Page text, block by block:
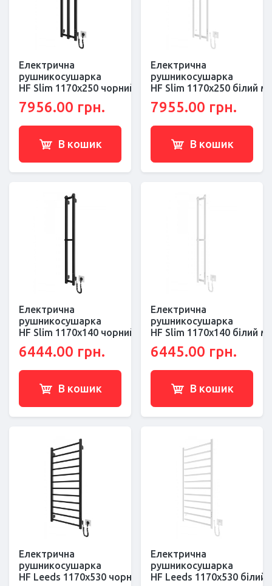
Електрична
рушникосушарка
HF Slim 1170х250 чорний мат
7956.00 грн.
В кошик
Електрична
рушникосушарка
HF Slim 1170х250 білий
7955.00 грн.
В кошик
Електрична
рушникосушарка
HF Slim 1170х140 чорний мат
6444.00 грн.
В кошик
Електрична
рушникосушарка
HF Slim 1170х140 білий
6445.00 грн.
В кошик
Електрична
рушникосушарка
HF Leeds 1170x530 чорний мат
Електрична
рушникосушарка
HF Leeds 1170x530 білий